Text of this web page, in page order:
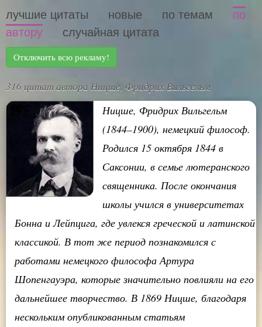
лучшие цитаты новые по темам
по
автору
случайная цитата
Отключить всю рекламу!
316 цитат автора Ницше, Фридрих Вильгельм
Ницше, Фридрих Вильгельм
(1844–1900), немецкий философ.
Родился 15 октября 1844 в
Саксонии, в семье лютеранского
священника. После окончания
школы учился в университетах
Бонна и Лейпцига, где увлекся греческой и латинской
классикой. В тот же период познакомился с
работами немецкого философа Артура
Шопенгауэра, которые значительно повлияли на его
дальнейшее творчество. В 1869 Ницше, благодаря
нескольким опубликованным статьям